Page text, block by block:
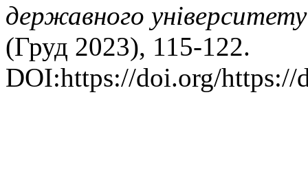
державного
(Груд 2023), 115-122.
DOI:https://doi.org/https://